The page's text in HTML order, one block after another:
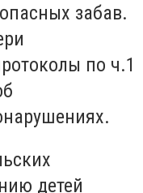
забав.
по ч.1
детей